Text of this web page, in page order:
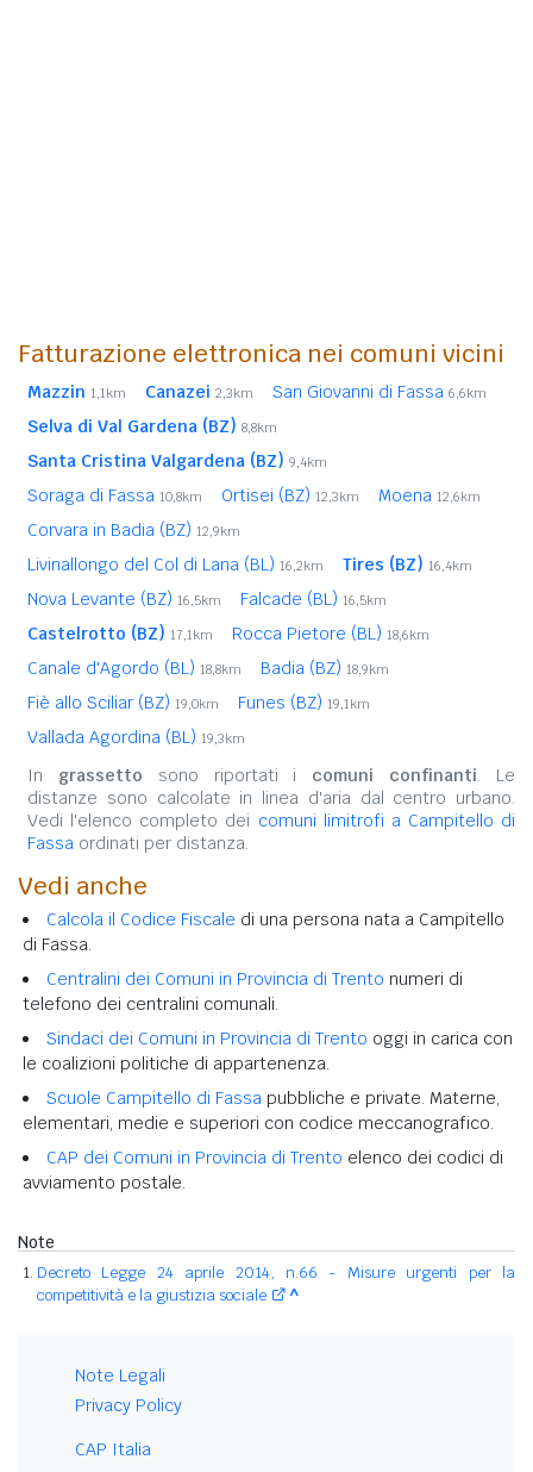
Fatturazione elettronica nei comuni vicini
Mazzin 1,1km Canazei 2,3km San Giovanni di Fassa 6,6km
Selva di Val Gardena (BZ) 8,8km
Santa Cristina Valgardena (BZ) 9,4km
Soraga di Fassa 10,8km Ortisei (BZ) 12,3km Moena 12,6km
Corvara in Badia (BZ) 12,9km
Livinallongo del Col di Lana (BL) 16,2km Tires (BZ) 16,4km
Nova Levante (BZ) 16,5km Falcade (BL) 16,5km
Castelrotto (BZ) 17,1km Rocca Pietore (BL) 18,6km
Canale d'Agordo (BL) 18,8km Badia (BZ) 18,9km
Fiè allo Sciliar (BZ) 19,0km Funes (BZ) 19,1km
Vallada Agordina (BL) 19,3km
In grassetto sono riportati i comuni confinanti. Le
distanze sono calcolate in linea d'aria dal centro urbano.
Vedi l'elenco completo dei comuni limitrofi a Campitello di
Fassa ordinati per distanza.
Vedi anche
Calcola il Codice Fiscale di una persona nata a Campitello
di Fassa.
Centralini dei Comuni in Provincia di Trento numeri di
telefono dei centralini comunali.
Sindaci dei Comuni in Provincia di Trento oggi in carica con
le coalizioni politiche di appartenenza.
Scuole Campitello di Fassa pubbliche e private. Materne,
elementari, medie e superiori con codice meccanografico.
CAP dei Comuni in Provincia di Trento elenco dei codici di
avviamento postale.
Note
Decreto Legge 24 aprile 2014, n.66 - Misure urgenti per la
competitività e la giustizia sociale
^
Note Legali
Privacy Policy
CAP Italia